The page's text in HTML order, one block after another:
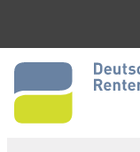
Start